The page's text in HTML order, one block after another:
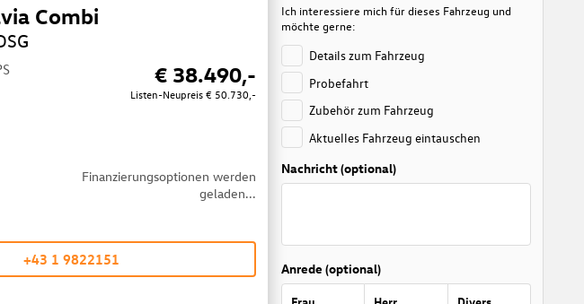
Combi
Finanzierungsoptionen werden
geladen...
€ 38.490,-
Listen-Neupreis € 50.730,-
+43 1 9822151
Ich interessiere mich für dieses Fahrzeug und
möchte gerne:
Details zum Fahrzeug
Probefahrt
Zubehör zum Fahrzeug
Aktuelles Fahrzeug eintauschen
Nachricht (optional)
Anrede (optional)